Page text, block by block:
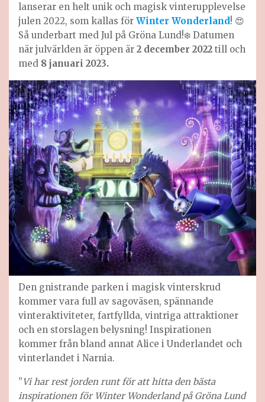
lanserar en helt unik och magisk vinterupplevelse
julen 2022, som kallas för Winter Wonderland! 😍
Så underbart med Jul på Gröna Lund!❄️ Datumen
när julvärlden är öppen är 2 december 2022 till och
med 8 januari 2023.
Den gnistrande parken i magisk vinterskrud
kommer vara full av sagoväsen, spännande
vinteraktiviteter, fartfyllda, vintriga attraktioner
och en storslagen belysning! Inspirationen
kommer från bland annat Alice i Underlandet och
vinterlandet i Narnia.
”Vi har rest jorden runt för att hitta den bästa
inspirationen för Winter Wonderland på Gröna Lund